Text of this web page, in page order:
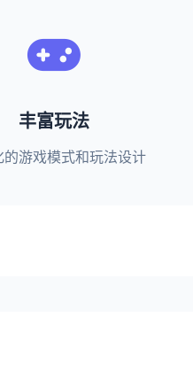
丰富玩法
的游戏模式和玩法设计